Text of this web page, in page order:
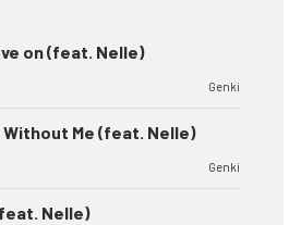
on (feat. Nelle)
Genki
Me (feat. Nelle)
Genki
Nelle)